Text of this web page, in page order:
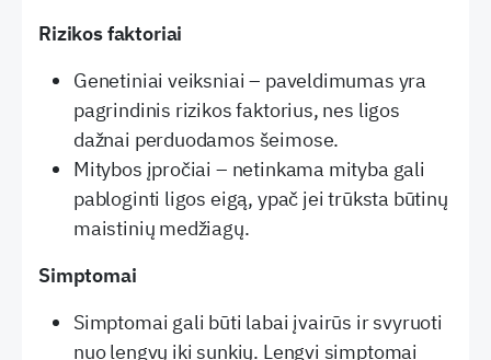
Rizikos faktoriai
Genetiniai veiksniai – paveldimumas yra
pagrindinis rizikos faktorius, nes ligos
dažnai perduodamos šeimose.
Mitybos įpročiai – netinkama mityba gali
pabloginti ligos eigą, ypač jei trūksta būtinų
maistinių medžiagų.
Simptomai
Simptomai gali būti labai įvairūs ir svyruoti
nuo lengvų iki sunkių. Lengvi simptomai